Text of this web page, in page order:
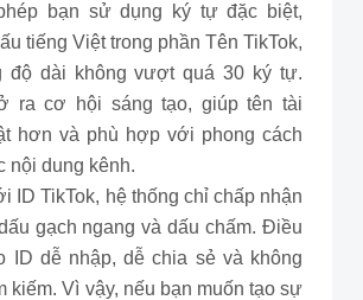
bạn sử dụng ký tự đặc biệt,
tiếng Việt trong phần Tên TikTok,
độ dài không vượt quá 30 ký tự.
ra cơ hội sáng tạo, giúp tên tài
hơn và phù hợp với phong cách
nội dung kênh.
ID TikTok, hệ thống chỉ chấp nhận
gạch ngang và dấu chấm. Điều
ID dễ nhập, dễ chia sẻ và không
kiếm. Vì vậy, nếu bạn muốn tạo sự